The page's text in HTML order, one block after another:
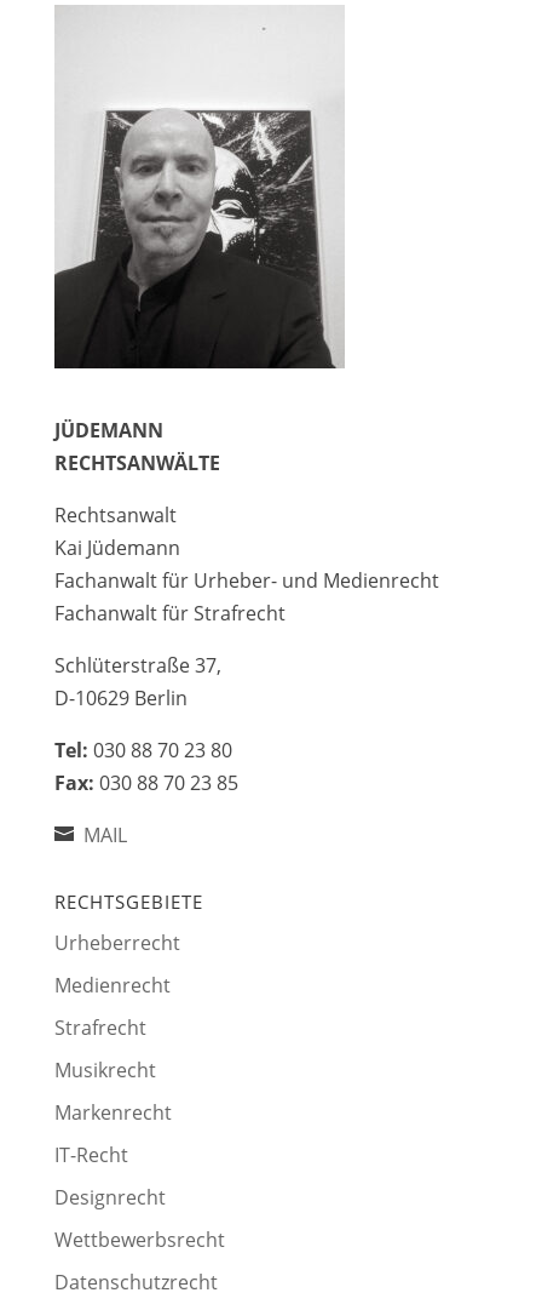
JÜDEMANN
RECHTSANWÄLTE
Rechtsanwalt
Kai Jüdemann
Fachanwalt für Urheber- und Medienrecht
Fachanwalt für Strafrecht
Schlüterstraße 37,
D-10629 Berlin
Tel: 030 88 70 23 80
Fax: 030 88 70 23 85
MAIL
RECHTSGEBIETE
Urheberrecht
Medienrecht
Strafrecht
Musikrecht
Markenrecht
IT-Recht
Designrecht
Wettbewerbsrecht
Datenschutzrecht